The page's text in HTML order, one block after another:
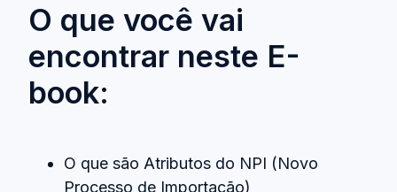
O que você vai
encontrar neste E-
book:
O que são Atributos do NPI (Novo
Processo de Importação)